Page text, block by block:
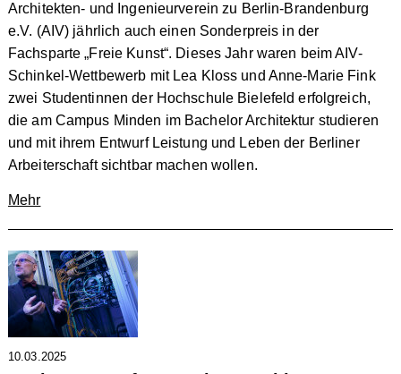
Architekten- und Ingenieurverein zu Berlin-Brandenburg
e.V. (AIV) jährlich auch einen Sonderpreis in der
Fachsparte „Freie Kunst“. Dieses Jahr waren beim AIV-
Schinkel-Wettbewerb mit Lea Kloss und Anne-Marie Fink
zwei Studentinnen der Hochschule Bielefeld erfolgreich,
die am Campus Minden im Bachelor Architektur studieren
und mit ihrem Entwurf Leistung und Leben der Berliner
Arbeiterschaft sichtbar machen wollen.
Mehr
10.03.2025